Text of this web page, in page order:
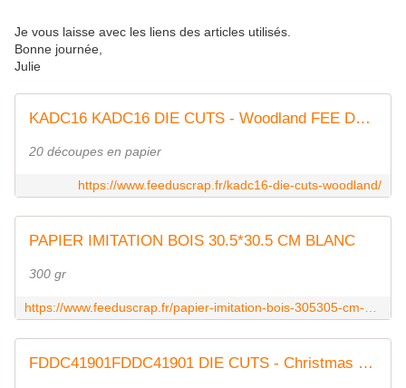
Je vous laisse avec les liens des articles utilisés.
Bonne journée,
Julie
KADC16 KADC16 DIE CUTS - Woodland FEE DU SCRAP
20 découpes en papier
https://www.feeduscrap.fr/kadc16-die-cuts-woodland/
PAPIER IMITATION BOIS 30.5*30.5 CM BLANC
300 gr
FDDC41901FDDC41901 DIE CUTS - Christmas Cocooning FEE DU SCRAP